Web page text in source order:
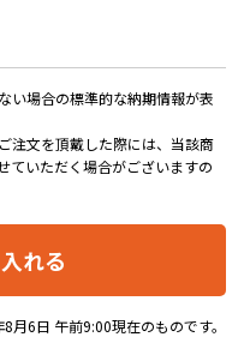
い場合の標準的な納期情報が表
注文を頂戴した際には、当該商
ていただく場合がございますの
れる
6日 午前9:00現在のものです。